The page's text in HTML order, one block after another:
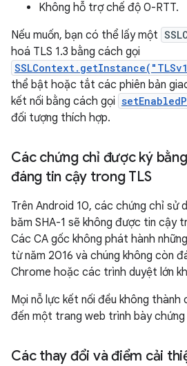
Không hỗ trợ chế độ 0-RTT.
Nếu muốn, bạn có thể lấy một
hoá TLS 1.3 bằng cách gọi
thể bật hoặc tắt các phiên bản
kết nối bằng cách gọi
đối tượng thích hợp.
Các chứng chỉ được ký
đáng tin cậy trong TLS
Trên Android 10, các chứng chỉ sử
băm SHA-1 sẽ không được tin cậy
Các CA gốc không phát hành
từ năm 2016 và chúng không còn
Chrome hoặc các trình duyệt lớn
Mọi nỗ lực kết nối đều không thành
đến một trang web trình bày chứng
Các thay đổi và điểm cải